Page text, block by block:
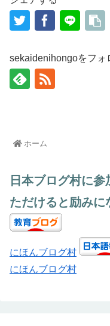
sekaidenihongoをフォ
ホーム
日本ブログ村に
ただけると励みに
にほんブログ村
にほんブログ村